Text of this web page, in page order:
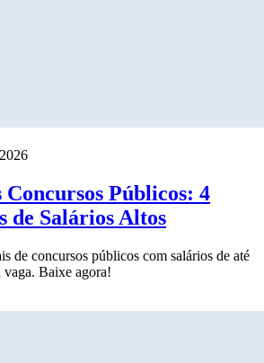
Públicos: 4
de Salários Altos
de concursos públicos com salários de até
Baixe agora!